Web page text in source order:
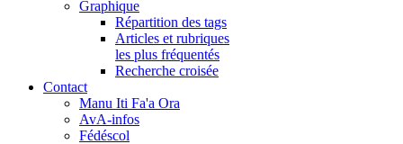
Graphique
Répartition des tags
Articles et rubriques
les plus fréquentés
Recherche croisée
Contact
Manu Iti Fa'a Ora
AvA-infos
Fédéscol